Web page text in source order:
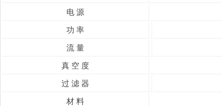
电 源
功 率
流 量
真 空 度
过 滤 器
材 料